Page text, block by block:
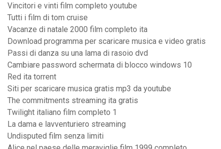
Vincitori e vinti film completo youtube
Tutti i film di tom cruise
Vacanze di natale 2000 film completo ita
Download programma per scaricare musica e video gratis
Passi di danza su una lama di rasoio dvd
Cambiare password schermata di blocco windows 10
Red ita torrent
Siti per scaricare musica gratis mp3 da youtube
The commitments streaming ita gratis
Twilight italiano film completo 1
La dama e lavventuriero streaming
Undisputed film senza limiti